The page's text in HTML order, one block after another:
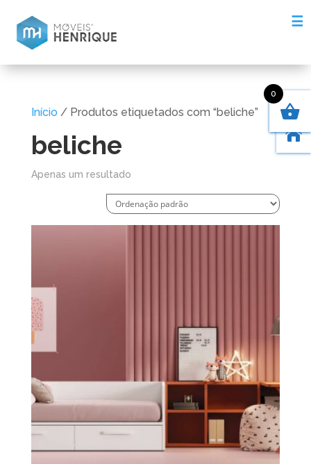
☰
Início / Produtos etiquetados com “beliche”
beliche
Apenas um resultado

0